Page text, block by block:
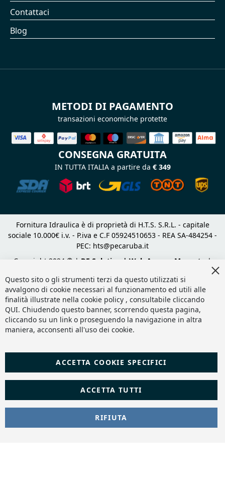
Contattaci
Blog
METODI DI PAGAMENTO
transazioni economiche protette
CONSEGNA GRATUITA
IN TUTTA ITALIA a partire da € 349
Fornitura Idraulica è di proprietà di H.T.S. S.R.L. - capitale
sociale 10.000€ i.v. - P.iva e C.F 05924510653 - REA SA-484254 -
PEC: hts@pecaruba.it
Copyright 2024 © | DF Solution | Web Agency Magento
|
Questo sito o gli strumenti terzi da questo utilizzati si
avvalgono di cookie necessari al funzionamento ed utili alle
finalità illustrate nella cookie policy , consultabile cliccando
QUI. Chiudendo questo banner, scorrendo questa pagina,
cliccando su un link o proseguendo la navigazione in altra
maniera, acconsenti all'uso dei cookie.
ACCETTA TUTTI
ACCETTA COOKIE SPECIFICI
RIFIUTA